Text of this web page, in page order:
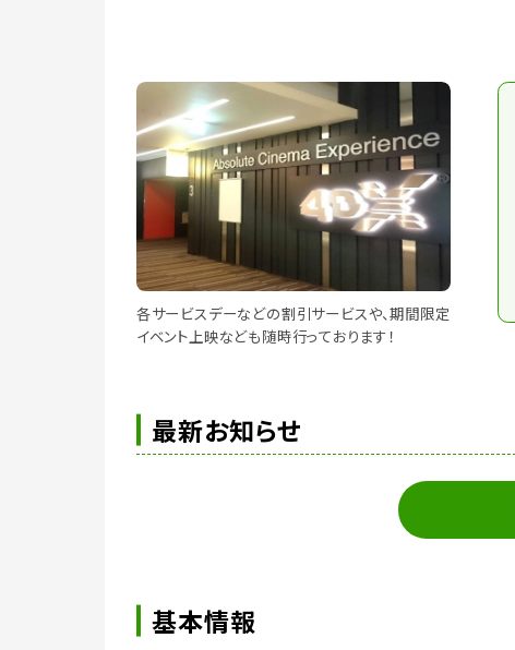
各サービスデーなどの割引サービスや、期間限定
イベント上映なども随時行っております！
最新お知らせ
基本情報